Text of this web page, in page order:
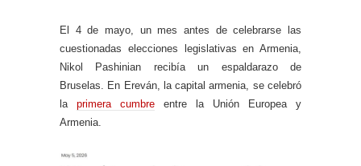
El 4 de mayo, un mes antes de celebrarse las
cuestionadas elecciones legislativas en Armenia,
Nikol Pashinian recibía un espaldarazo de
Bruselas. En Ereván, la capital armenia, se celebró
la primera cumbre entre la Unión Europea y
Armenia.